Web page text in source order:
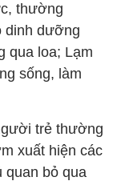
thường
dinh dưỡng
qua loa; Lạm
sống, làm
trẻ thường
xuất hiện các
quan bỏ qua